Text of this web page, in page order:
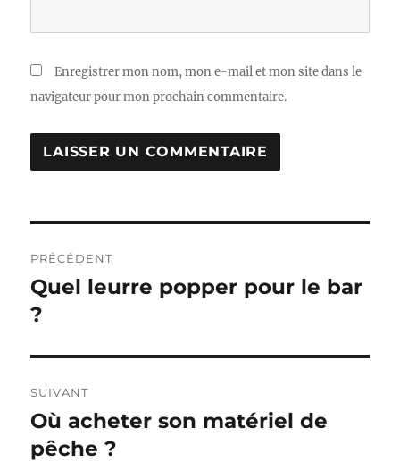
Enregistrer mon nom, mon e-mail et mon site dans le
navigateur pour mon prochain commentaire.
de
l’article
PRÉCÉDENT
Publication
précédente :
Quel leurre popper pour le bar
?
SUIVANT
Publication
suivante :
Où acheter son matériel de
pêche ?